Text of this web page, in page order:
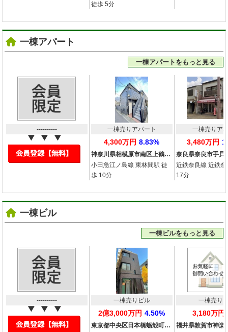
徒歩 5分
一棟アパート
一棟アパートをもっと見る
----------
神奈川県相模原市南区上鶴…
一棟売りアパート
4,300万円 8.83%
小田急江ノ島線 東林間駅 徒
歩 10分
奈良県奈良市手貝
一棟売りア
3,480万円
近鉄奈良線 近鉄奈
17分
一棟ビル
一棟ビルをもっと見る
----------
東京都中央区日本橋蛎殻町…
一棟売りビル
2億3,000万円 4.50%
福井県敦賀市神楽
一棟売り
3,180万円